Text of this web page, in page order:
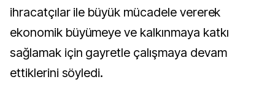
ihracatçılar ile büyük mücadele vererek
ekonomik büyümeye ve kalkınmaya katkı
sağlamak için gayretle çalışmaya devam
ettiklerini söyledi.